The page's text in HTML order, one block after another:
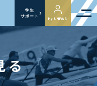
学生
サポート
My UNIVAS
る